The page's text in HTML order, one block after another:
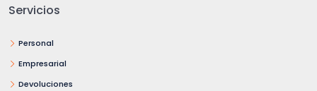
Servicios
Personal
Empresarial
Devoluciones